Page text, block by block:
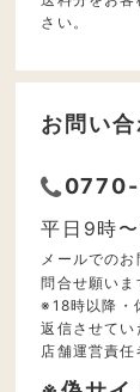
さい。
お問い合
平日9時
メールでのお
問合せ願いま
※18時以降・
返信させてい
店舗運営責